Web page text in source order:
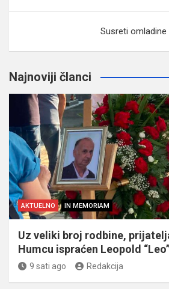
Susreti
Najnoviji članci
AKTUELNO IN MEMORIAM
Uz veliki broj rodbine,
Humcu ispraćen Leopold
9 sati ago Redakcija